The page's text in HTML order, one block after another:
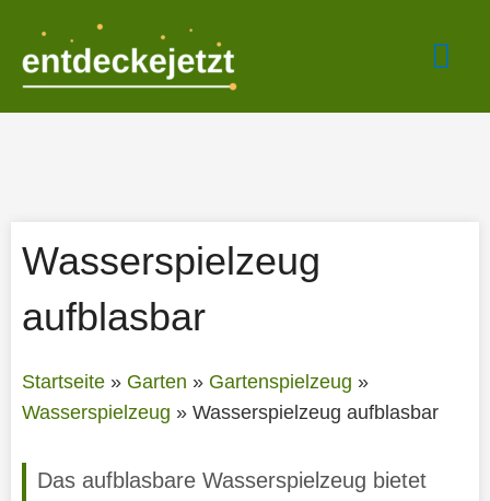
springen
Wasserspielzeug
aufblasbar
Startseite» Garten » Gartenspielzeug »
Wasserspielzeug » Wasserspielzeug aufblasbar
Das aufblasbare Wasserspielzeug bietet